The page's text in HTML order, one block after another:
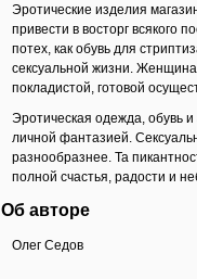
Эротические изделия
привести в восторг всякого
потех, как обувь для
сексуальной жизни.
покладистой, готовой
Эротическая одежда, обувь
личной фантазией.
разнообразнее. Та
полной счастья, радости и
Об авторе
Олег Седов